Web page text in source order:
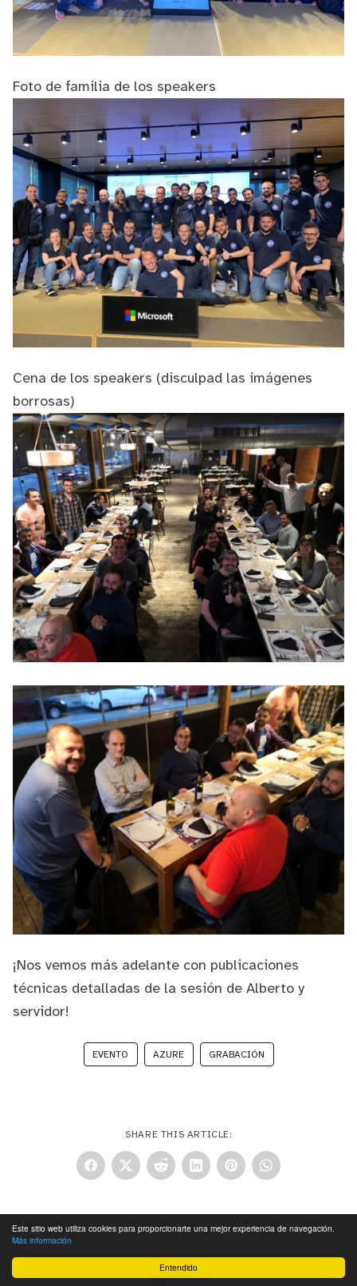
Entendido
Este sitio web utiliza cookies para proporcionarte una mejor experiencia de navegación.
Más información
Foto de familia de los speakers
Cena de los speakers (disculpad las imágenes
borrosas)
¡Nos vemos más adelante con publicaciones
técnicas detalladas de la sesión de Alberto y
servidor!
EVENTO AZURE GRABACIÓN
SHARE THIS ARTICLE: